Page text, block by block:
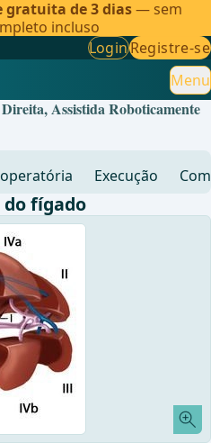
gratuita de 3 dias— sem
incluso
LoginRegistre-se
Menu
Assistida Roboticamente
Execução
fígado